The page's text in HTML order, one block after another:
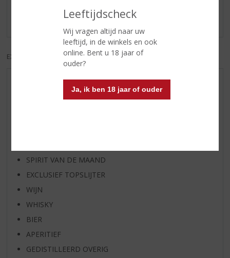
Leeftijdscheck
Wij vragen altijd naar uw
leeftijd, in de winkels en ook
online. Bent u 18 jaar of
ouder?
Ja, ik ben 18 jaar of ouder
Er zijn nog geen reviews geplaatst voor dit product
EXCL. BTW INCL. BTW
AANBIEDINGEN
WIJN VAN DE MAAND
SPIRIT VAN DE MAAND
EXCLUSIEF TOPSLIJTER
WIJN
WHISKY
BIER
APERITIEF
GEDISTILLEERD OVERIG